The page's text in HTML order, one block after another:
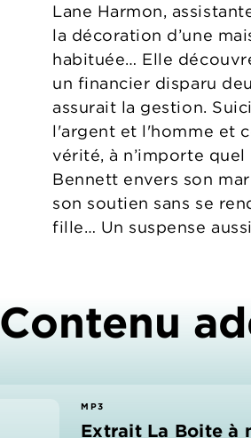
Lane Harmon,
la décoration d’une
habituée… Elle
un financier disparu
assurait la gestion.
l'argent et l'homme et
vérité, à n’importe
Bennett envers son
son soutien sans se
fille… Un suspense
Contenu
MP3
Extrait La Boite à